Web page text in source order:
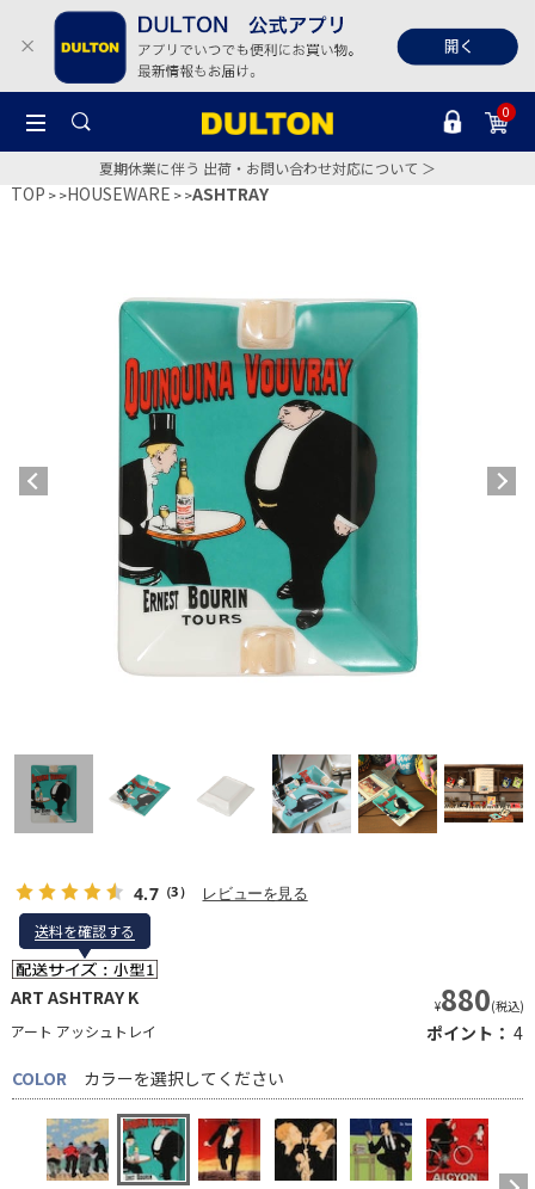
0
夏期休業に伴う 出荷・お問い合わせ対応について ＞
TOP >HOUSEWARE >ASHTRAY
4.7（3） レビューを見る
送料を確認する
送料を確認する
ART ASHTRAY K
アート アッシュトレイ
¥880(税込)
ポイント： 4
COLOR
カラーを選択してください